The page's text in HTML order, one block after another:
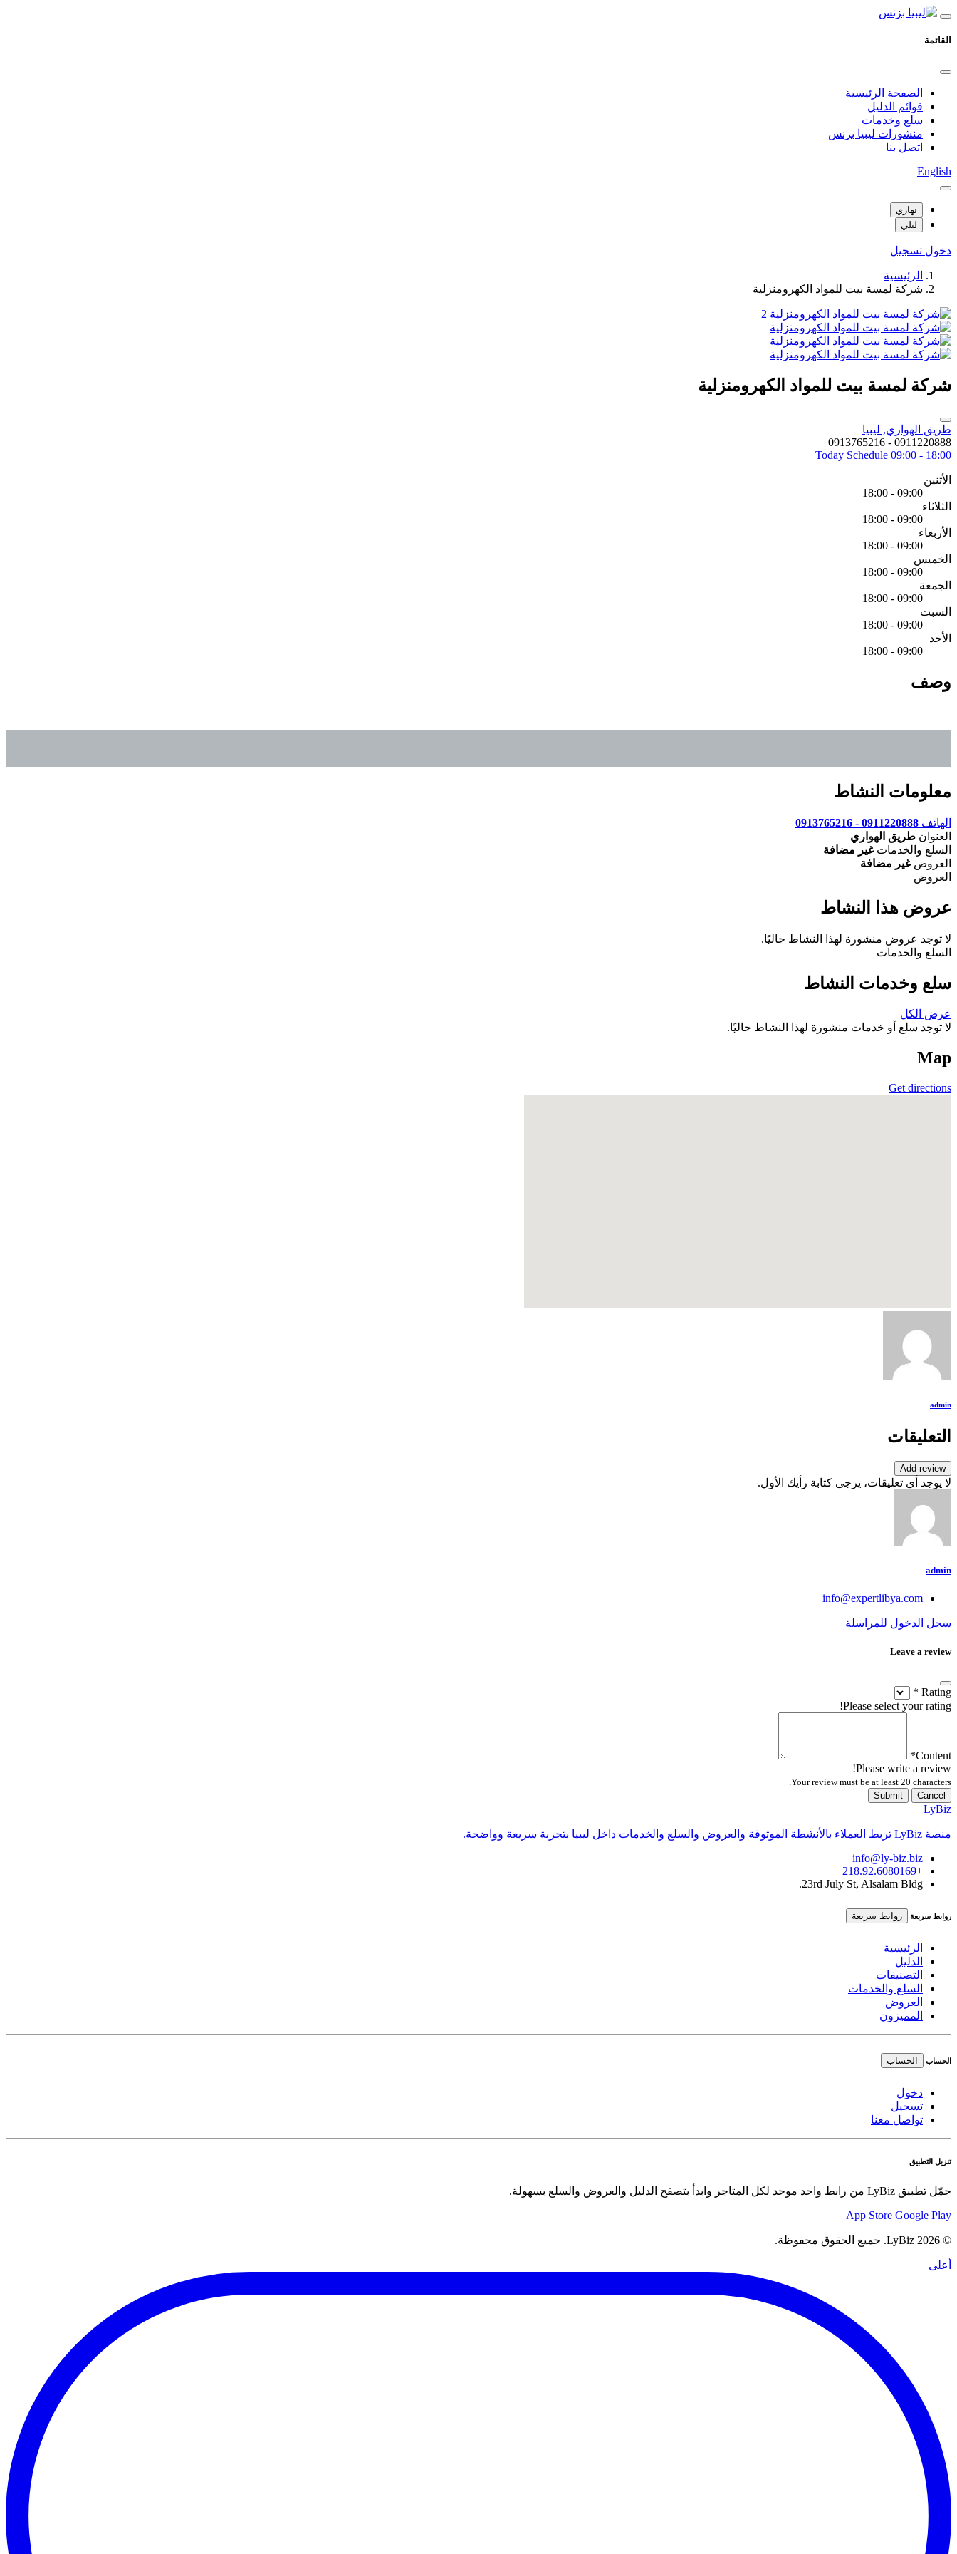
القائمة
الصفحة الرئيسية
قوائم الدليل
سلع وخدمات
منشورات ليبيا بزنس
اتصل بنا
English
نهاري
ليلي
دخول تسجيل
الرئيسية
شركة لمسة بيت للمواد الكهرومنزلية
2
شركة لمسة بيت للمواد الكهرومنزلية
طريق الهواري, ليبيا
0911220888 - 0913765216
Today Schedule 09:00 - 18:00
الأثنين
09:00 - 18:00
الثلاثاء
09:00 - 18:00
الأربعاء
09:00 - 18:00
الخميس
09:00 - 18:00
الجمعة
09:00 - 18:00
السبت
09:00 - 18:00
الأحد
09:00 - 18:00
وصف
معلومات النشاط
الهاتف 0911220888 - 0913765216
العنوان طريق الهواري
السلع والخدمات غير مضافة
العروض غير مضافة
العروض
عروض هذا النشاط
لا توجد عروض منشورة لهذا النشاط حاليًا.
السلع والخدمات
سلع وخدمات النشاط
عرض الكل
لا توجد سلع أو خدمات منشورة لهذا النشاط حاليًا.
Map
Get directions
admin
التعليقات
Add review
لا يوجد أي تعليقات، يرجى كتابة رأيك الأول.
admin
info@expertlibya.com
سجل الدخول للمراسلة
Leave a review
Rating
*
Please select your rating!
Content
*
Please write a review!
Your review must be at least 20 characters.
Cancel
Submit
LyBiz
منصة LyBiz تربط العملاء بالأنشطة الموثوقة والعروض والسلع والخدمات داخل ليبيا بتجربة سريعة وواضحة.
info@ly-biz.biz
+218.92.6080169
23rd July St, Alsalam Bldg.
روابط سريعة روابط سريعة
الرئيسية
الدليل
التصنيفات
السلع والخدمات
العروض
المميزون
الحساب الحساب
دخول
تسجيل
تواصل معنا
تنزيل التطبيق
حمّل تطبيق LyBiz من رابط واحد موحد لكل المتاجر وابدأ بتصفح الدليل والعروض والسلع بسهولة.
App Store Google Play
© 2026 LyBiz. جميع الحقوق محفوظة.
أعلى